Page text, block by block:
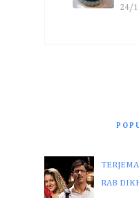
24/
RAB